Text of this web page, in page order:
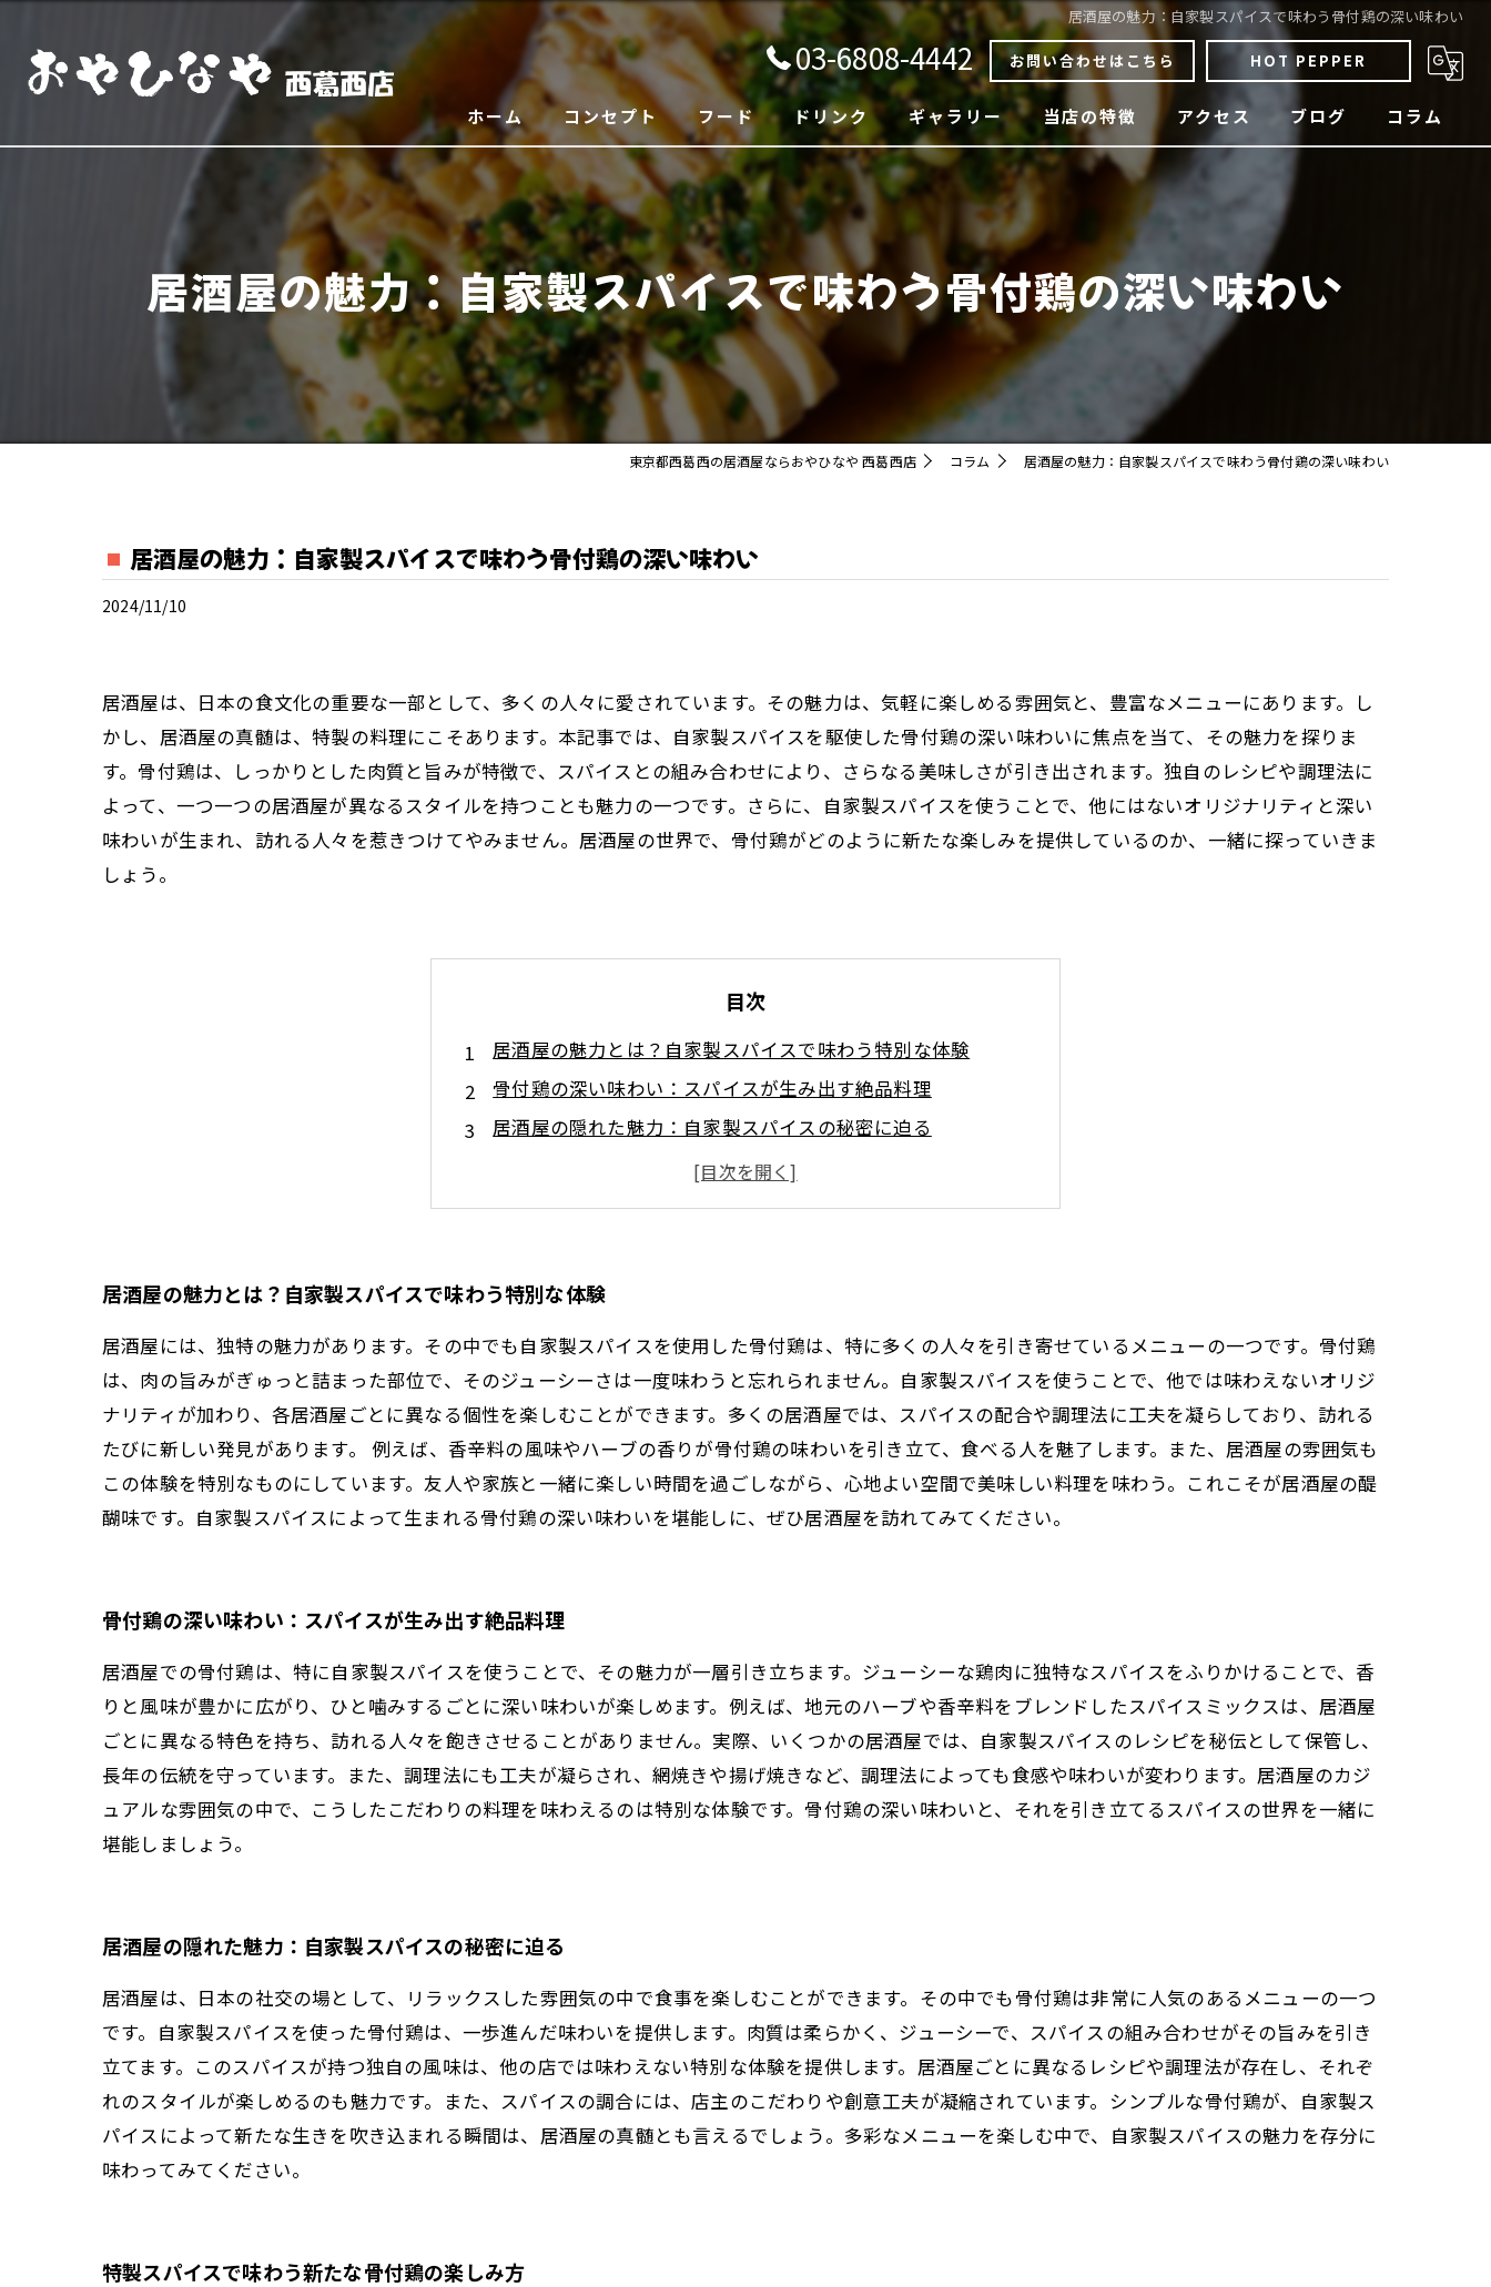
居酒屋の魅力：自家製スパイスで味わう骨付鶏の深い味わい
03-6808-4442 お問い合わせはこちら HOT PEPPER
ホーム コンセプト フード ドリンク ギャラリー 当店の特徴
焼鳥
四国料理
宴会
アクセス ブログ コラム
居酒屋の魅力：自家製スパイスで味わう骨付鶏の深い味わい
東京都西葛西の居酒屋ならおやひなや 西葛西店 コラム 居酒屋の魅力：自家製スパイスで味わう骨付鶏の深い味わい
居酒屋の魅力：自家製スパイスで味わう骨付鶏の深い味わい
2024/11/10
居酒屋は、日本の食文化の重要な一部として、多くの人々に愛されています。その魅力は、気軽に楽しめる雰囲気と、豊富なメニューにあります。し
かし、居酒屋の真髄は、特製の料理にこそあります。本記事では、自家製スパイスを駆使した骨付鶏の深い味わいに焦点を当て、その魅力を探りま
す。骨付鶏は、しっかりとした肉質と旨みが特徴で、スパイスとの組み合わせにより、さらなる美味しさが引き出されます。独自のレシピや調理法に
よって、一つ一つの居酒屋が異なるスタイルを持つことも魅力の一つです。さらに、自家製スパイスを使うことで、他にはないオリジナリティと深い
味わいが生まれ、訪れる人々を惹きつけてやみません。居酒屋の世界で、骨付鶏がどのように新たな楽しみを提供しているのか、一緒に探っていきま
しょう。
目次
居酒屋の魅力とは？自家製スパイスで味わう特別な体験
骨付鶏の深い味わい：スパイスが生み出す絶品料理
居酒屋の隠れた魅力：自家製スパイスの秘密に迫る
特製スパイスで味わう新たな骨付鶏の楽しみ方
オリジナリティが際立つ居酒屋：山盛りの骨付鶏に舌鼓を打つ
骨付鶏で味わう居酒屋の真髄：新たな発見と深い感動
居酒屋の魅力とは？自家製スパイスで味わう特別な体験
居酒屋には、独特の魅力があります。その中でも自家製スパイスを使用した骨付鶏は、特に多くの人々を引き寄せているメニューの一つです。骨付鶏
は、肉の旨みがぎゅっと詰まった部位で、そのジューシーさは一度味わうと忘れられません。自家製スパイスを使うことで、他では味わえないオリジ
ナリティが加わり、各居酒屋ごとに異なる個性を楽しむことができます。多くの居酒屋では、スパイスの配合や調理法に工夫を凝らしており、訪れる
たびに新しい発見があります。 例えば、香辛料の風味やハーブの香りが骨付鶏の味わいを引き立て、食べる人を魅了します。また、居酒屋の雰囲気も
この体験を特別なものにしています。友人や家族と一緒に楽しい時間を過ごしながら、心地よい空間で美味しい料理を味わう。これこそが居酒屋の醍
醐味です。自家製スパイスによって生まれる骨付鶏の深い味わいを堪能しに、ぜひ居酒屋を訪れてみてください。
骨付鶏の深い味わい：スパイスが生み出す絶品料理
居酒屋での骨付鶏は、特に自家製スパイスを使うことで、その魅力が一層引き立ちます。ジューシーな鶏肉に独特なスパイスをふりかけることで、香
りと風味が豊かに広がり、ひと噛みするごとに深い味わいが楽しめます。例えば、地元のハーブや香辛料をブレンドしたスパイスミックスは、居酒屋
ごとに異なる特色を持ち、訪れる人々を飽きさせることがありません。実際、いくつかの居酒屋では、自家製スパイスのレシピを秘伝として保管し、
長年の伝統を守っています。また、調理法にも工夫が凝らされ、網焼きや揚げ焼きなど、調理法によっても食感や味わいが変わります。居酒屋のカジ
ュアルな雰囲気の中で、こうしたこだわりの料理を味わえるのは特別な体験です。骨付鶏の深い味わいと、それを引き立てるスパイスの世界を一緒に
堪能しましょう。
居酒屋の隠れた魅力：自家製スパイスの秘密に迫る
居酒屋は、日本の社交の場として、リラックスした雰囲気の中で食事を楽しむことができます。その中でも骨付鶏は非常に人気のあるメニューの一つ
です。自家製スパイスを使った骨付鶏は、一歩進んだ味わいを提供します。肉質は柔らかく、ジューシーで、スパイスの組み合わせがその旨みを引き
立てます。このスパイスが持つ独自の風味は、他の店では味わえない特別な体験を提供します。居酒屋ごとに異なるレシピや調理法が存在し、それぞ
れのスタイルが楽しめるのも魅力です。また、スパイスの調合には、店主のこだわりや創意工夫が凝縮されています。シンプルな骨付鶏が、自家製ス
パイスによって新たな生きを吹き込まれる瞬間は、居酒屋の真髄とも言えるでしょう。多彩なメニューを楽しむ中で、自家製スパイスの魅力を存分に
味わってみてください。
特製スパイスで味わう新たな骨付鶏の楽しみ方